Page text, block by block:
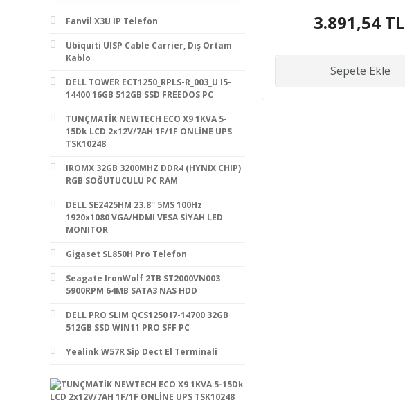
Fanvil X3U IP Telefon
Ubiquiti UISP Cable Carrier, Dış Ortam
Kablo
DELL TOWER ECT1250_RPLS-R_003_U I5-
14400 16GB 512GB SSD FREEDOS PC
TUNÇMATİK NEWTECH ECO X9 1KVA 5-
15Dk LCD 2x12V/7AH 1F/1F ONLİNE UPS
TSK10248
IROMX 32GB 3200MHZ DDR4 (HYNIX CHIP)
RGB SOĞUTUCULU PC RAM
DELL SE2425HM 23.8'' 5MS 100Hz
1920x1080 VGA/HDMI VESA SİYAH LED
MONITOR
Gigaset SL850H Pro Telefon
Seagate IronWolf 2TB ST2000VN003
5900RPM 64MB SATA3 NAS HDD
DELL PRO SLIM QCS1250 I7-14700 32GB
512GB SSD WIN11 PRO SFF PC
Yealink W57R Sip Dect El Terminali
3.891,54 TL
Sepete Ekle